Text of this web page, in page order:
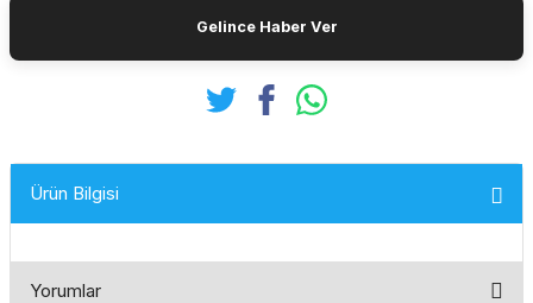
Gelince Haber Ver
Ürün Bilgisi
Yorumlar